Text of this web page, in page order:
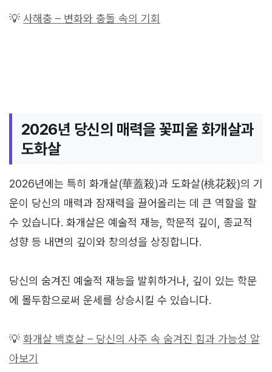
💡 사해충 – 변화와 충돌 속의 기회
2026년 당신의 매력을 꽃피울 화개살과
도화살
2026년에는 특히 화개살(華蓋殺)과 도화살(桃花殺)의 기
운이 당신의 매력과 잠재력을 끌어올리는 데 큰 역할을 할
수 있습니다. 화개살은 예술적 재능, 학문적 깊이, 종교적
성향 등 내면의 깊이와 창의성을 상징합니다.
당신의 숨겨진 예술적 재능을 발휘하거나, 깊이 있는 학문
에 몰두함으로써 운세를 상승시킬 수 있습니다.
💡 화개살 백호살 – 당신의 사주 속 숨겨진 힘과 가능성 알
아보기